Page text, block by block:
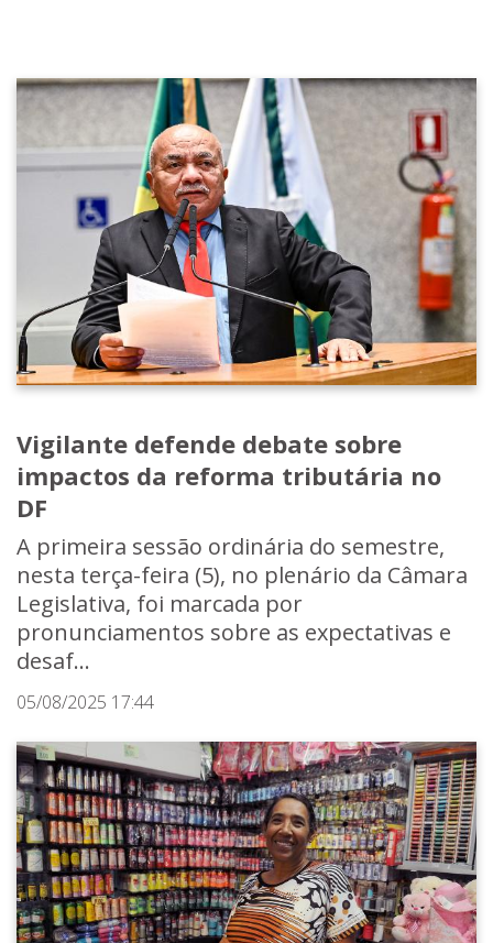
Vigilante defende debate sobre
impactos da reforma tributária no
DF
A primeira sessão ordinária do semestre,
nesta terça-feira (5), no plenário da Câmara
Legislativa, foi marcada por
pronunciamentos sobre as expectativas e
desaf...
05/08/2025 17:44